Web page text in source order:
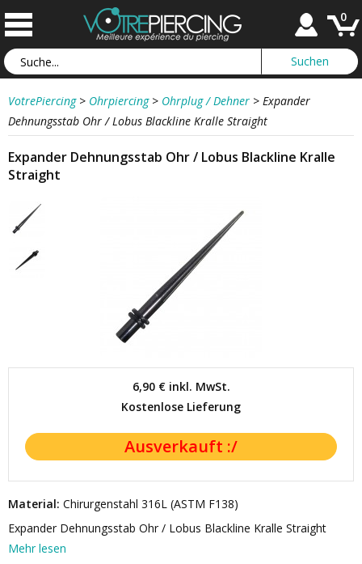
0
VotrePiercing > Ohrpiercing > Ohrplug / Dehner > Expander
Dehnungsstab Ohr / Lobus Blackline Kralle Straight
Expander Dehnungsstab Ohr / Lobus Blackline Kralle
Straight
6,90 €inkl. MwSt.
Kostenlose Lieferung
Material: Chirurgenstahl 316L (ASTM F138)
Expander Dehnungsstab Ohr / Lobus Blackline Kralle Straight
Mehr lesen